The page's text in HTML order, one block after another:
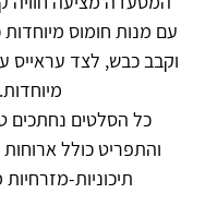
עם מנות חומוס מיוחדות
וקבב כבש, לצד עראייס
מיוחדות.
כל הסלטים נחתכים
והתפריט כולל ארוחות
תיכוניות-